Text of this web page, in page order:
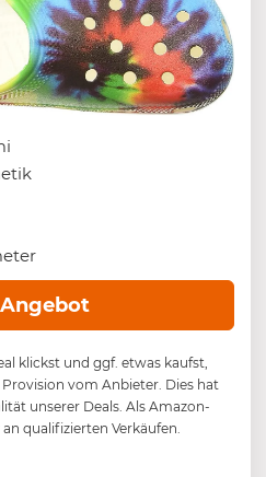
klickst und ggf. etwas kaufst,
vom Anbieter. Dies hat
unserer Deals. Als Amazon-
qualifizierten Verkäufen.